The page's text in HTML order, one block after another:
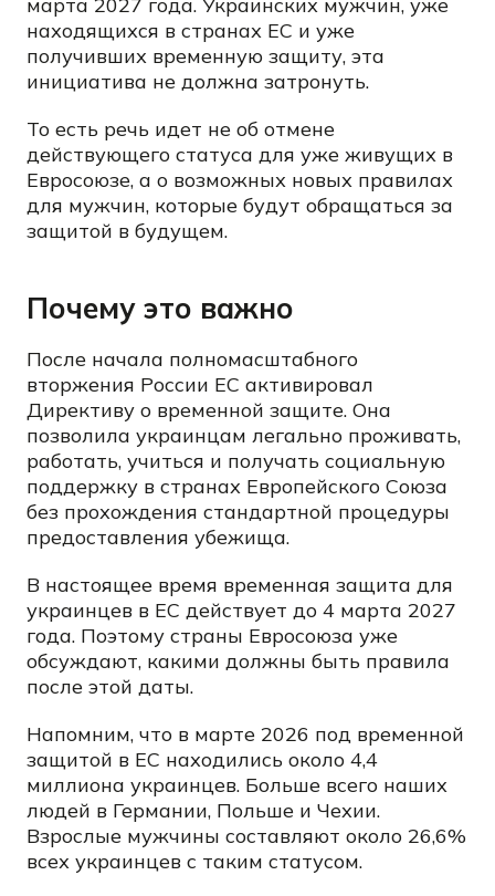
находящихся в странах ЕС и уже
получивших временную защиту, эта
инициатива не должна затронуть.
То есть речь идет не об отмене
действующего статуса для уже живущих в
Евросоюзе, а о возможных новых правилах
для мужчин, которые будут обращаться за
защитой в будущем.
Почему это важно
После начала полномасштабного
вторжения России ЕС активировал
Директиву о временной защите. Она
позволила украинцам легально проживать,
работать, учиться и получать социальную
поддержку в странах Европейского Союза
без прохождения стандартной процедуры
предоставления убежища.
В настоящее время временная защита для
украинцев в ЕС действует до 4 марта 2027
года. Поэтому страны Евросоюза уже
обсуждают, какими должны быть правила
после этой даты.
Напомним, что в марте 2026 под временной
защитой в ЕС находились около 4,4
миллиона украинцев. Больше всего наших
людей в Германии, Польше и Чехии.
Взрослые мужчины составляют около 26,6%
всех украинцев с таким статусом.